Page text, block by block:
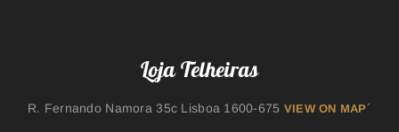
Loja Telheiras
R. Fernando Namora 35c Lisboa 1600-675 VIEW ON MAP´